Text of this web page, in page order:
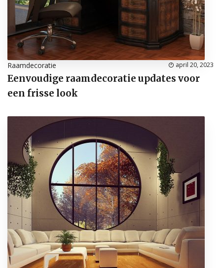
Raamdecoratie april 20, 2023
Eenvoudige raamdecoratie updates voor
een frisse look